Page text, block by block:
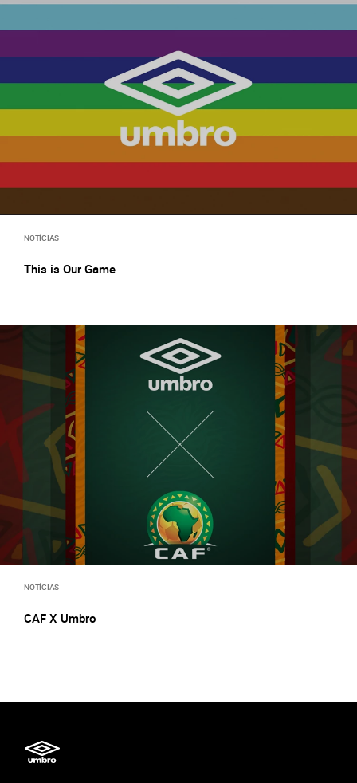
NOTÍCIAS
This is Our Game
NOTÍCIAS
CAF X Umbro